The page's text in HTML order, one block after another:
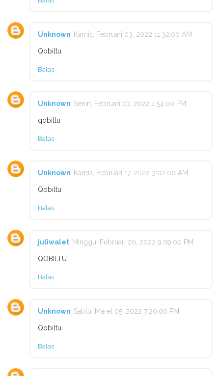
Unknown Kamis, Februari 03, 2022 11:32:00 AM
Qobiltu
Balas
Unknown Senin, Februari 07, 2022 4:54:00 PM
qobiltu
Balas
Unknown Kamis, Februari 17, 2022 3:02:00 AM
Qobiltu
Balas
juliwalet Minggu, Februari 20, 2022 9:09:00 PM
QOBILTU
Balas
Unknown Sabtu, Maret 05, 2022 7:20:00 PM
Qobiltu
Balas